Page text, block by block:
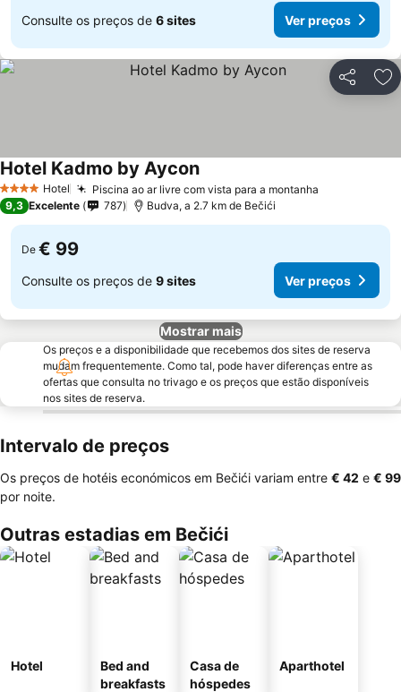
Consulte os preços de 6 sites Ver preços
Partilhar
4 EstrelasHotel Piscina ao ar livre com vista para a montanha
Hotel Kadmo by Aycon
9,3 Excelente 787 Budva, a 2.7 km de Bečići
De € 99
Consulte os preços de 9 sites Ver preços
Mostrar mais
Os preços e a disponibilidade que recebemos dos sites de reserva
mudam frequentemente. Como tal, pode haver diferenças entre as
ofertas que consulta no trivago e os preços que estão disponíveis
nos sites de reserva.
Intervalo de preços
Os preços de hotéis económicos em Bečići variam entre ‎€ 42 e ‎€ 99
por noite.
Outras estadias em Bečići
Hotel
Bed and
breakfasts
Casa de
hóspedes
Aparthotel